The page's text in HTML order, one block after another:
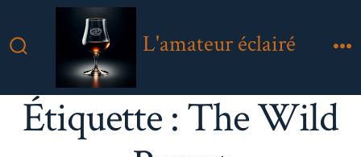
au
Bascule
Rechercher
L'amateur éclairé
Étiquette :The Wild